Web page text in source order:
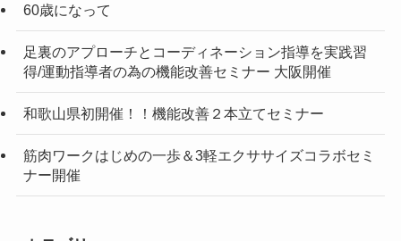
60歳になって
足裏のアプローチとコーディネーション指導を実践習
得/運動指導者の為の機能改善セミナー 大阪開催
和歌山県初開催！！機能改善２本立てセミナー
筋肉ワークはじめの一歩＆3軽エクササイズコラボセミ
ナー開催